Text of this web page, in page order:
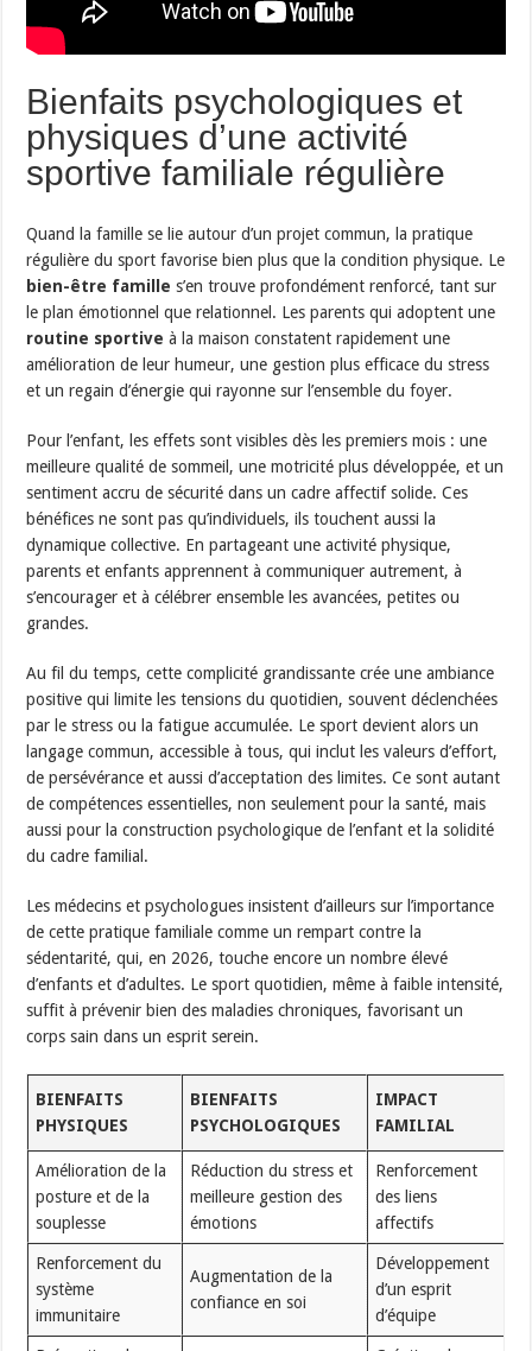
Bienfaits psychologiques et
physiques d’une activité
sportive familiale régulière
Quand la famille se lie autour d’un projet commun, la pratique
régulière du sport favorise bien plus que la condition physique. Le
bien-être famille s’en trouve profondément renforcé, tant sur
le plan émotionnel que relationnel. Les parents qui adoptent une
routine sportive à la maison constatent rapidement une
amélioration de leur humeur, une gestion plus efficace du stress
et un regain d’énergie qui rayonne sur l’ensemble du foyer.
Pour l’enfant, les effets sont visibles dès les premiers mois : une
meilleure qualité de sommeil, une motricité plus développée, et un
sentiment accru de sécurité dans un cadre affectif solide. Ces
bénéfices ne sont pas qu’individuels, ils touchent aussi la
dynamique collective. En partageant une activité physique,
parents et enfants apprennent à communiquer autrement, à
s’encourager et à célébrer ensemble les avancées, petites ou
grandes.
Au fil du temps, cette complicité grandissante crée une ambiance
positive qui limite les tensions du quotidien, souvent déclenchées
par le stress ou la fatigue accumulée. Le sport devient alors un
langage commun, accessible à tous, qui inclut les valeurs d’effort,
de persévérance et aussi d’acceptation des limites. Ce sont autant
de compétences essentielles, non seulement pour la santé, mais
aussi pour la construction psychologique de l’enfant et la solidité
du cadre familial.
Les médecins et psychologues insistent d’ailleurs sur l’importance
de cette pratique familiale comme un rempart contre la
sédentarité, qui, en 2026, touche encore un nombre élevé
d’enfants et d’adultes. Le sport quotidien, même à faible intensité,
suffit à prévenir bien des maladies chroniques, favorisant un
corps sain dans un esprit serein.
BIENFAITS
PHYSIQUES
BIENFAITS
PSYCHOLOGIQUES
IMPACT
FAMILIAL
Amélioration de la
posture et de la
souplesse
Réduction du stress et
meilleure gestion des
émotions
Renforcement
des liens
affectifs
Renforcement du
système
immunitaire
Augmentation de la
confiance en soi
Développement
d’un esprit
d’équipe